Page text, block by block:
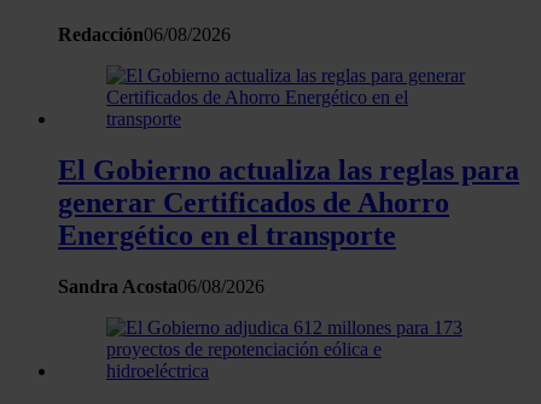
Redacción06/08/2026
El Gobierno actualiza las reglas para
generar Certificados de Ahorro
Energético en el transporte
Sandra Acosta06/08/2026